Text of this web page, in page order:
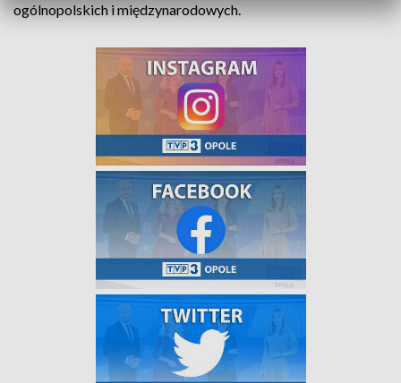
ogólnopolskich i międzynarodowych.